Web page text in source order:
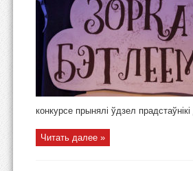
конкурсе прынялі ўдзел
Читать далее »